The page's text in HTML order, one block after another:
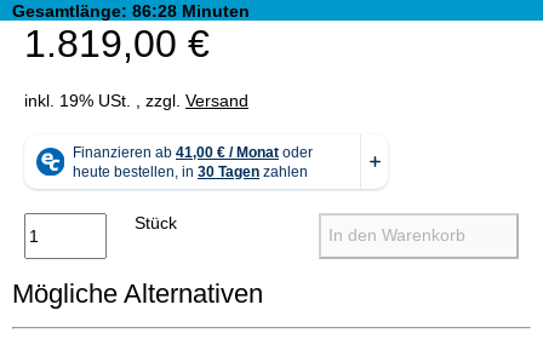
Gesamtlänge: 86:28 Minuten
1.819,00 €
inkl. 19% USt. , zzgl. Versand
Stück
In den Warenkorb
Mögliche Alternativen